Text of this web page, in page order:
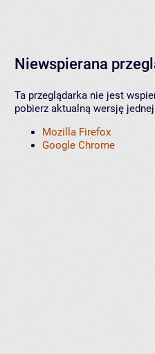
Niewspierana
Ta przeglądarka nie jest
pobierz aktualną wersję
Mozilla Firefox
Google Chrome